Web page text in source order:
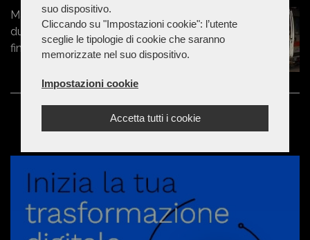
suo dispositivo.
Cliccando su "Impostazioni cookie": l’utente
sceglie le tipologie di cookie che saranno
memorizzate nel suo dispositivo.
Impostazioni cookie
Accetta tutti i cookie
Marche - 50enne prova a separare
due ragazzini, ma viene colpito e
finisce in ospedale